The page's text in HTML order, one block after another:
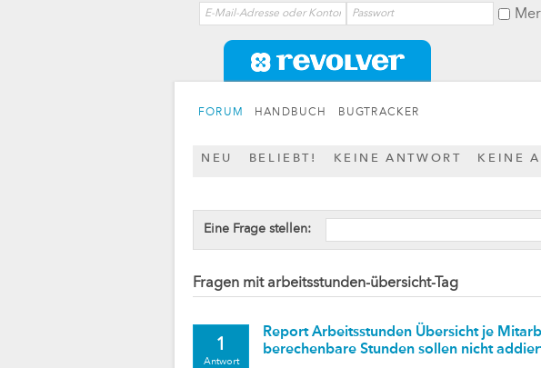
FORUM HANDBUCH BUGTRACKER
NEU BELIEBT! KEINE ANTWORT KEINE
Eine Frage stellen:
Fragen mit arbeitsstunden-übersicht-Tag
1
Antwort
Report Arbeitsstunden Übersicht je
berechenbare Stunden sollen nicht